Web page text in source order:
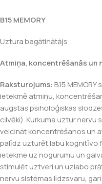
B15 MEMORY
Uztura bagātinātājs
Atmiņa, koncentrēšanās un
Raksturojums:B15
ietekmē atmiņu,
augstas psiholoģiskas
cilvēki). Kurkuma uztur nervu
veicināt koncentrēšanos un
palīdz uzturēt labu kognitīvo
ietekme uz nogurumu un
stimulēt uztveri un uzlabo
nervu sistēmas līdzsvaru,